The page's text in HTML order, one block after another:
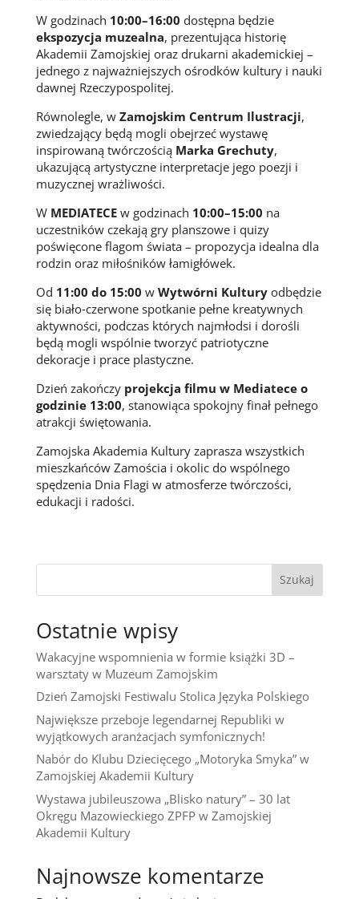
W godzinach 10:00–16:00 dostępna będzie
ekspozycja muzealna, prezentująca historię
Akademii Zamojskiej oraz drukarni akademickiej –
jednego z najważniejszych ośrodków kultury i nauki
dawnej Rzeczypospolitej.
Równolegle, w Zamojskim Centrum Ilustracji,
zwiedzający będą mogli obejrzeć wystawę
inspirowaną twórczością Marka Grechuty,
ukazującą artystyczne interpretacje jego poezji i
muzycznej wrażliwości.
W MEDIATECEw godzinach 10:00–15:00 na
uczestników czekają gry planszowe i quizy
poświęcone flagom świata – propozycja idealna dla
rodzin oraz miłośników łamigłówek.
Od 11:00 do 15:00 w Wytwórni Kulturyodbędzie
się biało‑czerwone spotkanie pełne kreatywnych
aktywności, podczas których najmłodsi i dorośli
będą mogli wspólnie tworzyć patriotyczne
dekoracje i prace plastyczne.
Dzień zakończy projekcja filmu w Mediatece o
godzinie 13:00, stanowiąca spokojny finał pełnego
atrakcji świętowania.
Zamojska Akademia Kultury zaprasza wszystkich
mieszkańców Zamościa i okolic do wspólnego
spędzenia Dnia Flagi w atmosferze twórczości,
edukacji i radości.
Szukaj
Ostatnie wpisy
Wakacyjne wspomnienia w formie książki 3D –
warsztaty w Muzeum Zamojskim
Dzień Zamojski Festiwalu Stolica Języka Polskiego
Największe przeboje legendarnej Republiki w
wyjątkowych aranżacjach symfonicznych!
Nabór do Klubu Dziecięcego „Motoryka Smyka” w
Zamojskiej Akademii Kultury
Wystawa jubileuszowa „Blisko natury” – 30 lat
Okręgu Mazowieckiego ZPFP w Zamojskiej
Akademii Kultury
Najnowsze komentarze